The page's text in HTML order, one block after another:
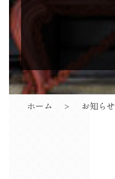
ホーム お知らせ